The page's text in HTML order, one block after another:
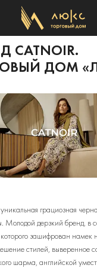
CATNOIR.
ДОМ
грациозная
Молодой дерзкий бренд, в
зашифрован намек
стилей, выверенное
шарма, английской